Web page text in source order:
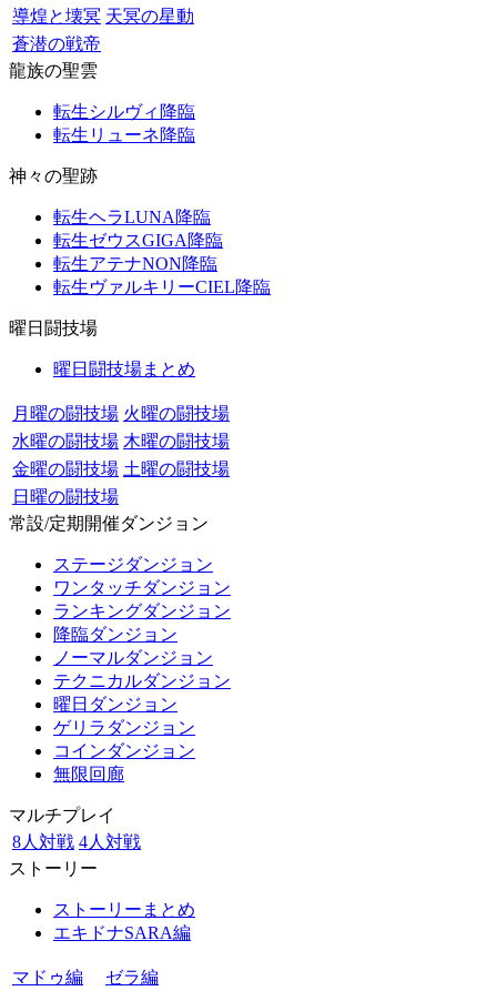
導煌と壊冥 天冥の星動
蒼潜の戦帝
龍族の聖雲
転生シルヴィ降臨
転生リューネ降臨
神々の聖跡
転生ヘラLUNA降臨
転生ゼウスGIGA降臨
転生アテナNON降臨
転生ヴァルキリーCIEL降臨
曜日闘技場
曜日闘技場まとめ
月曜の闘技場 火曜の闘技場
水曜の闘技場 木曜の闘技場
金曜の闘技場 土曜の闘技場
日曜の闘技場
常設/定期開催ダンジョン
ステージダンジョン
ワンタッチダンジョン
ランキングダンジョン
降臨ダンジョン
ノーマルダンジョン
テクニカルダンジョン
曜日ダンジョン
ゲリラダンジョン
コインダンジョン
無限回廊
マルチプレイ
8人対戦 4人対戦
ストーリー
ストーリーまとめ
エキドナSARA編
マドゥ編
ゼラ編